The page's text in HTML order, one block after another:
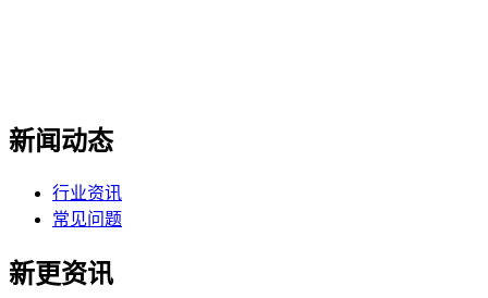
新闻动态
行业资讯
常见问题
新更资讯